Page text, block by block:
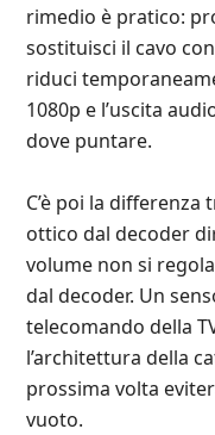
rimedio è pratico:
sostituisci il cavo
riduci
1080p e l’uscita
dove puntare.
C’è poi la differenza
ottico dal decoder
volume non si
dal decoder. Un
telecomando della
l’architettura della
prossima volta
vuoto.